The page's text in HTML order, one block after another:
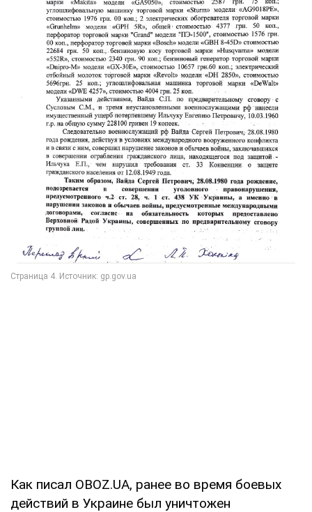
Как писал OBOZ.UA, ранее во время боевых
действий в Украине был уничтожен